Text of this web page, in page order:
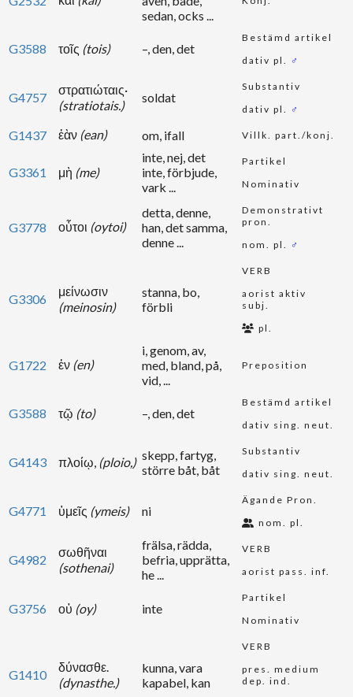
sedan, ocks ...
G3588 τοῖς (tois) –, den, det
Bestämd artikel
dativ pl. ♂
G4757
στρατιώταις·
(stratiotais.)
soldat
Substantiv
dativ pl. ♂
G1437 ἐὰν (ean) om, ifall Villk. part./konj.
G3361 μὴ (me)
inte, nej, det
inte, förbjude,
vark ...
Partikel
Nominativ
G3778 οὗτοι (oytoi)
detta, denne,
han, det samma,
denne ...
Demonstrativt
pron.
nom. pl. ♂
G3306
μείνωσιν
(meinosin)
stanna, bo,
förbli
VERB
aorist aktiv
subj.
pl.
G1722 ἐν (en)
i, genom, av,
med, bland, på,
vid, ...
Preposition
G3588 τῷ (to) –, den, det
Bestämd artikel
dativ sing. neut.
G4143 πλοίῳ, (ploio,) skepp, fartyg,
större båt, båt
Substantiv
dativ sing. neut.
G4771 ὑμεῖς (ymeis) ni
Ägande Pron.
nom. pl.
G4982
σωθῆναι
(sothenai)
frälsa, rädda,
befria, upprätta,
he ...
VERB
aorist pass. inf.
G3756 οὐ (oy) inte
Partikel
Nominativ
G1410
δύνασθε.
(dynasthe.)
kunna, vara
kapabel, kan
VERB
pres. medium
dep. ind.